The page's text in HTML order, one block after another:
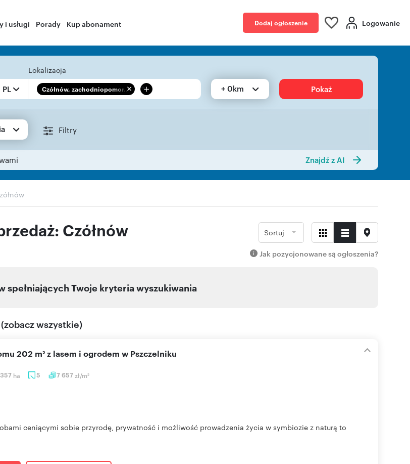
i usługi Porady Kup abonament Dodaj ogłoszenie Logowanie
PL
Lokalizacja
Czółnów, zachodniopomor... + + 0km Pokaż
Filtry
Znajdź z AI
Czółnów Sortuj
Jak pozycjonowane są ogłoszenia?
spełniających Twoje kryteria wyszukiwania
(zobacz wszystkie)
ha 5 7 657zł/m2
202 m² z lasem i ogrodem w Pszczelniku
ceniącymi sobie przyrodę, prywatność i możliwość prowadzenia życia w symbiozie z naturą to